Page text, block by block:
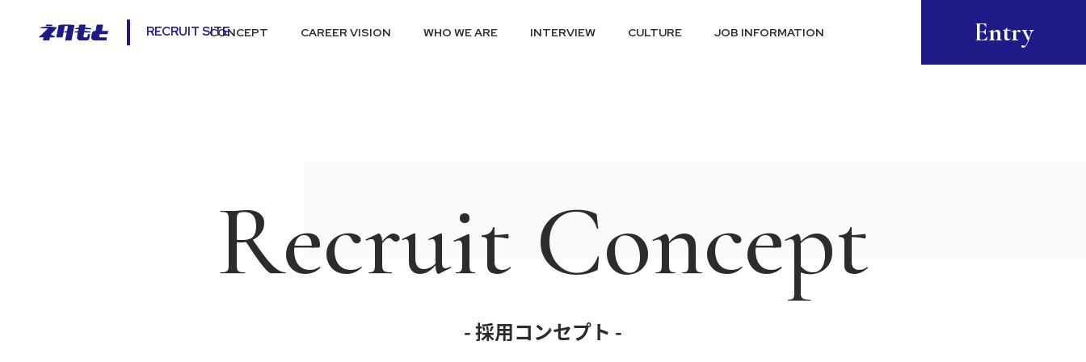
RECRUIT SITECONCEPT CAREER VISION WHO WE ARE INTERVIEW CULTURE JOB INFORMATION Entry
Recruit Concept
- 採用コンセプト -